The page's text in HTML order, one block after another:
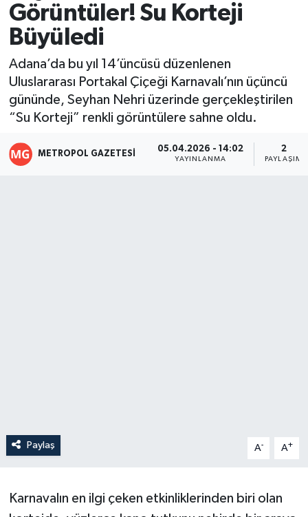
Görüntüler! Su Korteji
Büyüledi
Adana’da bu yıl 14’üncüsü düzenlenen
Uluslararası Portakal Çiçeği Karnavalı’nın üçüncü
gününde, Seyhan Nehri üzerinde gerçekleştirilen
“Su Korteji” renkli görüntülere sahne oldu.
METROPOL GAZETESI 05.04.2026 - 14:02
YAYINLANMA
2
PAYLAŞIM
Paylaş A- A+
Karnavalın en ilgi çeken etkinliklerinden biri olan
Resmi İlanlar